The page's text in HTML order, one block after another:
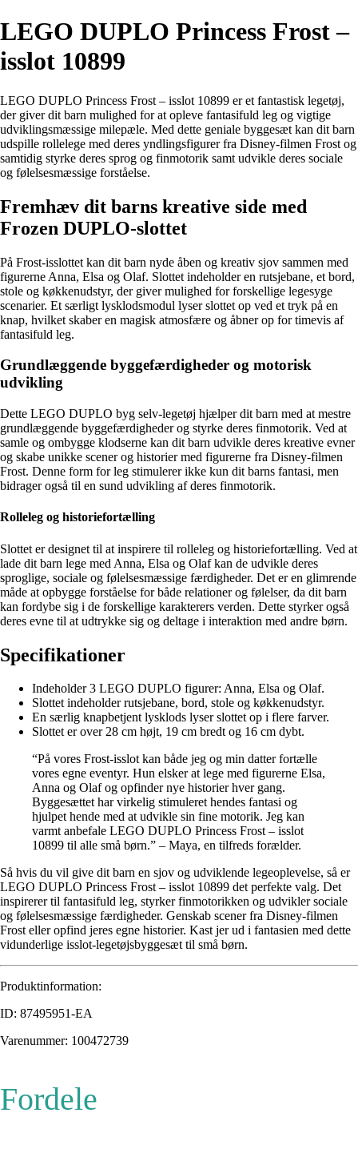
LEGO DUPLO Princess Frost –
isslot 10899
LEGO DUPLO Princess Frost – isslot 10899 er et fantastisk legetøj,
der giver dit barn mulighed for at opleve fantasifuld leg og vigtige
udviklingsmæssige milepæle. Med dette geniale byggesæt kan dit barn
udspille rollelege med deres yndlingsfigurer fra Disney-filmen Frost og
samtidig styrke deres sprog og finmotorik samt udvikle deres sociale
og følelsesmæssige forståelse.
Fremhæv dit barns kreative side med
Frozen DUPLO-slottet
På Frost-isslottet kan dit barn nyde åben og kreativ sjov sammen med
figurerne Anna, Elsa og Olaf. Slottet indeholder en rutsjebane, et bord,
stole og køkkenudstyr, der giver mulighed for forskellige legesyge
scenarier. Et særligt lysklodsmodul lyser slottet op ved et tryk på en
knap, hvilket skaber en magisk atmosfære og åbner op for timevis af
fantasifuld leg.
Grundlæggende byggefærdigheder og motorisk
udvikling
Dette LEGO DUPLO byg selv-legetøj hjælper dit barn med at mestre
grundlæggende byggefærdigheder og styrke deres finmotorik. Ved at
samle og ombygge klodserne kan dit barn udvikle deres kreative evner
og skabe unikke scener og historier med figurerne fra Disney-filmen
Frost. Denne form for leg stimulerer ikke kun dit barns fantasi, men
bidrager også til en sund udvikling af deres finmotorik.
Rolleleg og historiefortælling
Slottet er designet til at inspirere til rolleleg og historiefortælling. Ved at
lade dit barn lege med Anna, Elsa og Olaf kan de udvikle deres
sproglige, sociale og følelsesmæssige færdigheder. Det er en glimrende
måde at opbygge forståelse for både relationer og følelser, da dit barn
kan fordybe sig i de forskellige karakterers verden. Dette styrker også
deres evne til at udtrykke sig og deltage i interaktion med andre børn.
Specifikationer
Indeholder 3 LEGO DUPLO figurer: Anna, Elsa og Olaf.
Slottet indeholder rutsjebane, bord, stole og køkkenudstyr.
En særlig knapbetjent lysklods lyser slottet op i flere farver.
Slottet er over 28 cm højt, 19 cm bredt og 16 cm dybt.
“På vores Frost-isslot kan både jeg og min datter fortælle
vores egne eventyr. Hun elsker at lege med figurerne Elsa,
Anna og Olaf og opfinder nye historier hver gang.
Byggesættet har virkelig stimuleret hendes fantasi og
hjulpet hende med at udvikle sin fine motorik. Jeg kan
varmt anbefale LEGO DUPLO Princess Frost – isslot
10899 til alle små børn.” – Maya, en tilfreds forælder.
Så hvis du vil give dit barn en sjov og udviklende legeoplevelse, så er
LEGO DUPLO Princess Frost – isslot 10899 det perfekte valg. Det
inspirerer til fantasifuld leg, styrker finmotorikken og udvikler sociale
og følelsesmæssige færdigheder. Genskab scener fra Disney-filmen
Frost eller opfind jeres egne historier. Kast jer ud i fantasien med dette
vidunderlige isslot-legetøjsbyggesæt til små børn.
Produktinformation:
ID: 87495951-EA
Varenummer: 100472739
Fordele